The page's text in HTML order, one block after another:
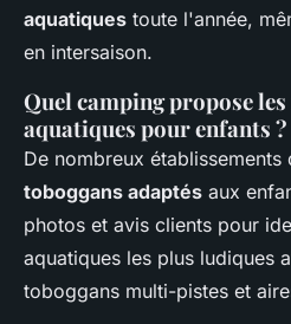
aquatiques toute l'année,
en intersaison.
Quel camping propose
aquatiques pour enfants ?
De nombreux établissements
toboggans adaptés aux
photos et avis clients pour
aquatiques les plus ludiques
toboggans multi-pistes et